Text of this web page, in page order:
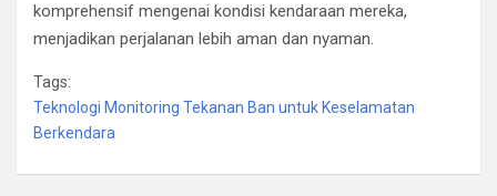
komprehensif mengenai kondisi kendaraan mereka,
menjadikan perjalanan lebih aman dan nyaman.
Tags:
Teknologi Monitoring Tekanan Ban untuk Keselamatan
Berkendara